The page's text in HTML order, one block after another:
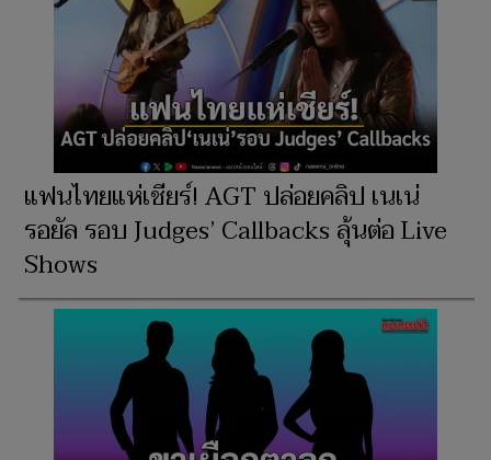
แฟนไทยแห่เชียร์! AGT ปล่อยคลิป เนเน่
รอยัล รอบ Judges’ Callbacks ลุ้นต่อ Live
Shows